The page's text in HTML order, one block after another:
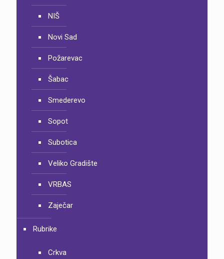
NIŠ
Novi Sad
Požarevac
Šabac
Smederevo
Sopot
Subotica
Veliko Gradište
VRBAS
Zaječar
Rubrike
Crkva